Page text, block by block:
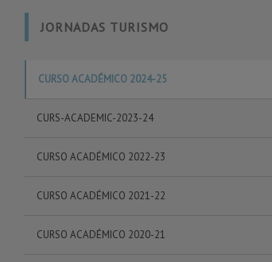
JORNADAS TURISMO
CURSO ACADÉMICO 2024-25
CURS-ACADEMIC-2023-24
CURSO ACADÉMICO 2022-23
CURSO ACADÉMICO 2021-22
CURSO ACADÉMICO 2020-21